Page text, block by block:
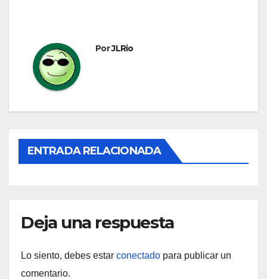
PorJLRio
ENTRADA RELACIONADA
Deja una respuesta
Lo siento, debes estar conectado para publicar un
comentario.